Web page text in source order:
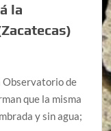
la
Observatorio de
que la misma
y sin agua;